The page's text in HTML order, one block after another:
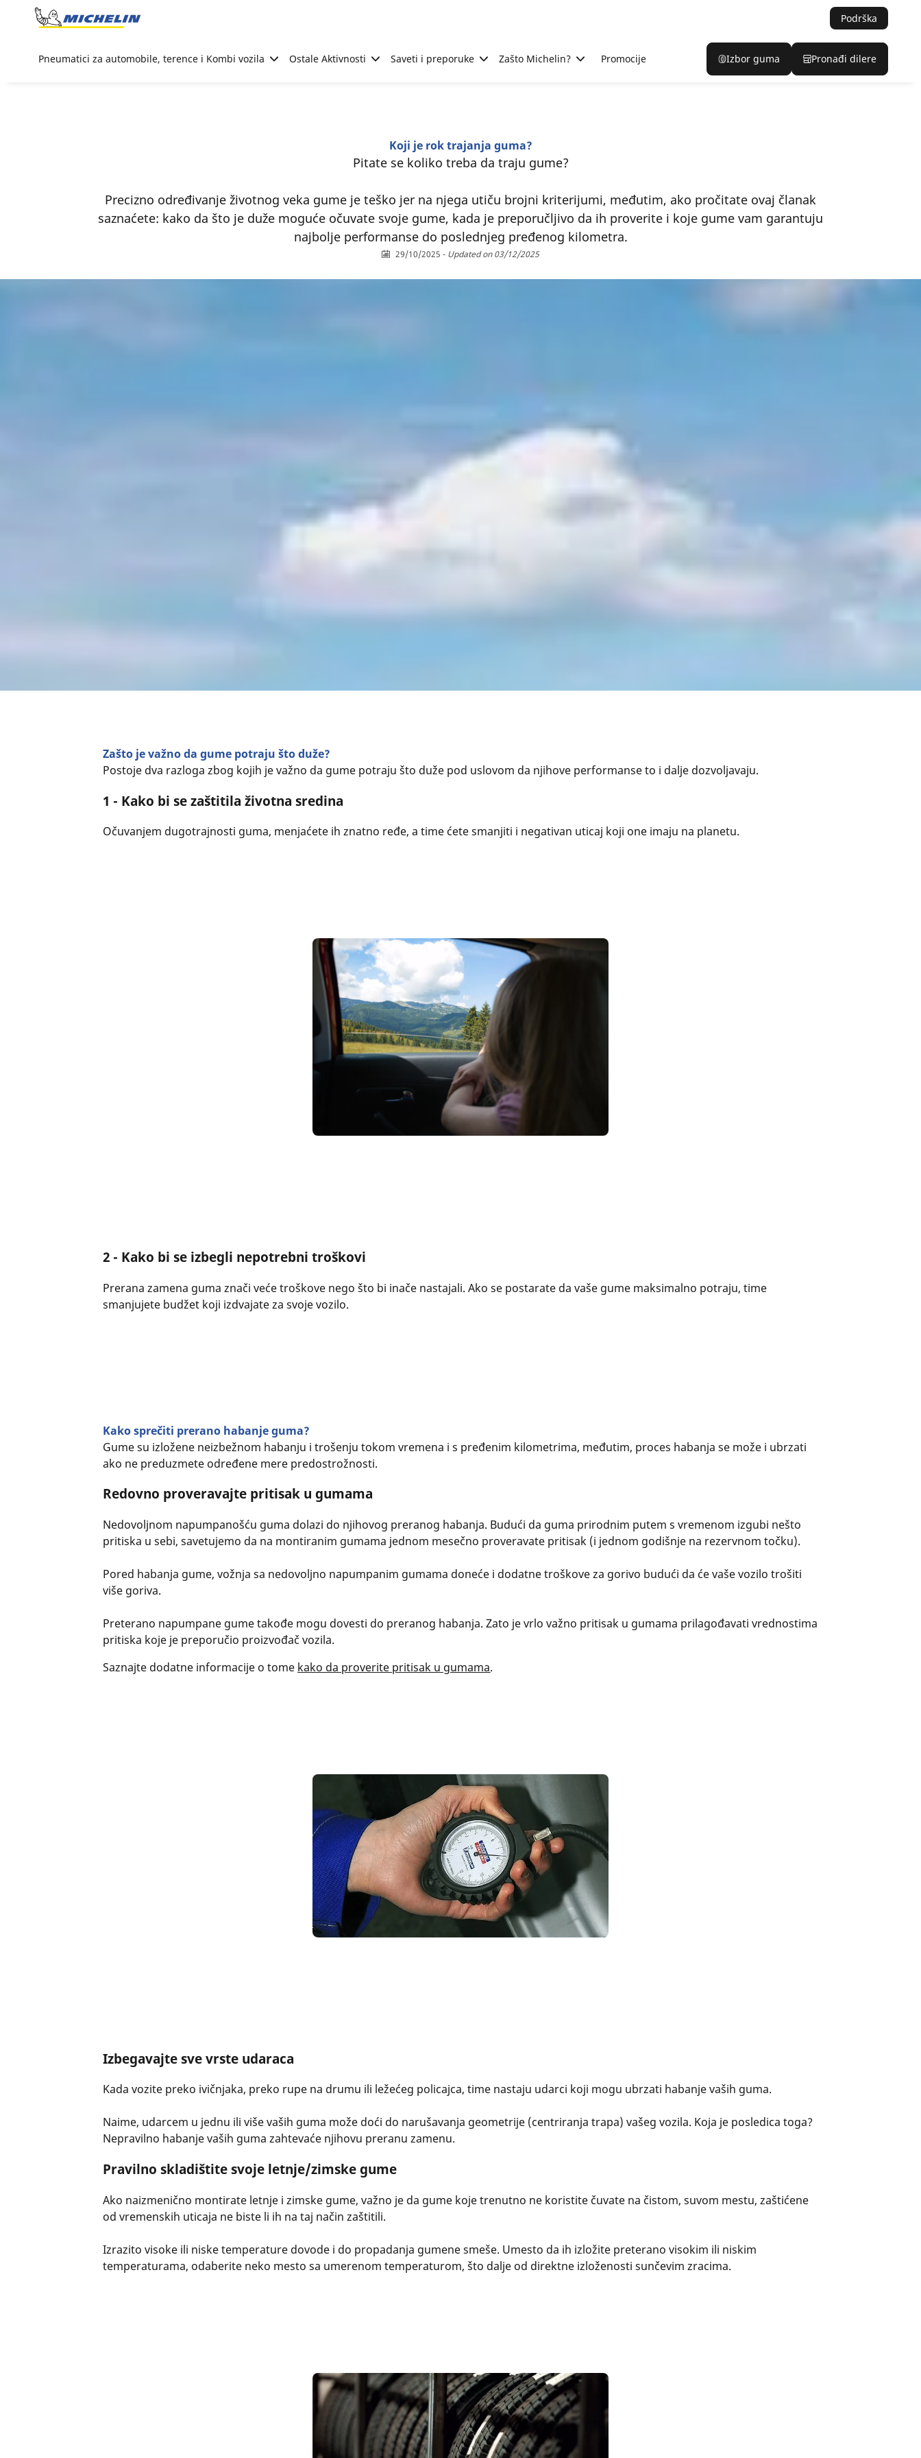
Go to page content
Podrška
Pneumatici za automobile, terence i Kombi vozila Ostale Aktivnosti Saveti i preporuke Zašto Michelin? Promocije Izbor guma Pronađi dilere
Koji je rok trajanja guma?
Pitate se koliko treba da traju gume?
Precizno određivanje životnog veka gume je teško jer na njega utiču brojni kriterijumi, međutim, ako pročitate ovaj članak
saznaćete: kako da što je duže moguće očuvate svoje gume, kada je preporučljivo da ih proverite i koje gume vam garantuju
najbolje performanse do poslednjeg pređenog kilometra.
29/10/2025 - Updated on 03/12/2025
Zašto je važno da gume potraju što duže?
Postoje dva razloga zbog kojih je važno da gume potraju što duže pod uslovom da njihove performanse to i dalje dozvoljavaju.
1 - Kako bi se zaštitila životna sredina
Očuvanjem dugotrajnosti guma, menjaćete ih znatno ređe, a time ćete smanjiti i negativan uticaj koji one imaju na planetu.
2 - Kako bi se izbegli nepotrebni troškovi
Prerana zamena guma znači veće troškove nego što bi inače nastajali. Ako se postarate da vaše gume maksimalno potraju, time
smanjujete budžet koji izdvajate za svoje vozilo.
Kako sprečiti prerano habanje guma?
Gume su izložene neizbežnom habanju i trošenju tokom vremena i s pređenim kilometrima, međutim, proces habanja se može i ubrzati
ako ne preduzmete određene mere predostrožnosti.
Redovno proveravajte pritisak u gumama
Nedovoljnom napumpanošću guma dolazi do njihovog preranog habanja. Budući da guma prirodnim putem s vremenom izgubi nešto
pritiska u sebi, savetujemo da na montiranim gumama jednom mesečno proveravate pritisak (i jednom godišnje na rezervnom točku).
Pored habanja gume, vožnja sa nedovoljno napumpanim gumama doneće i dodatne troškove za gorivo budući da će vaše vozilo trošiti
više goriva.
Preterano napumpane gume takođe mogu dovesti do preranog habanja. Zato je vrlo važno pritisak u gumama prilagođavati vrednostima
pritiska koje je preporučio proizvođač vozila.
Saznajte dodatne informacije o tome kako da proverite pritisak u gumama.
Izbegavajte sve vrste udaraca
Kada vozite preko ivičnjaka, preko rupe na drumu ili ležećeg policajca, time nastaju udarci koji mogu ubrzati habanje vaših guma.
Naime, udarcem u jednu ili više vaših guma može doći do narušavanja geometrije (centriranja trapa) vašeg vozila. Koja je posledica toga?
Nepravilno habanje vaših guma zahtevaće njihovu preranu zamenu.
Pravilno skladištite svoje letnje/zimske gume
Ako naizmenično montirate letnje i zimske gume, važno je da gume koje trenutno ne koristite čuvate na čistom, suvom mestu, zaštićene
od vremenskih uticaja ne biste li ih na taj način zaštitili.
Izrazito visoke ili niske temperature dovode i do propadanja gumene smeše. Umesto da ih izložite preterano visokim ili niskim
temperaturama, odaberite neko mesto sa umerenom temperaturom, što dalje od direktne izloženosti sunčevim zracima.